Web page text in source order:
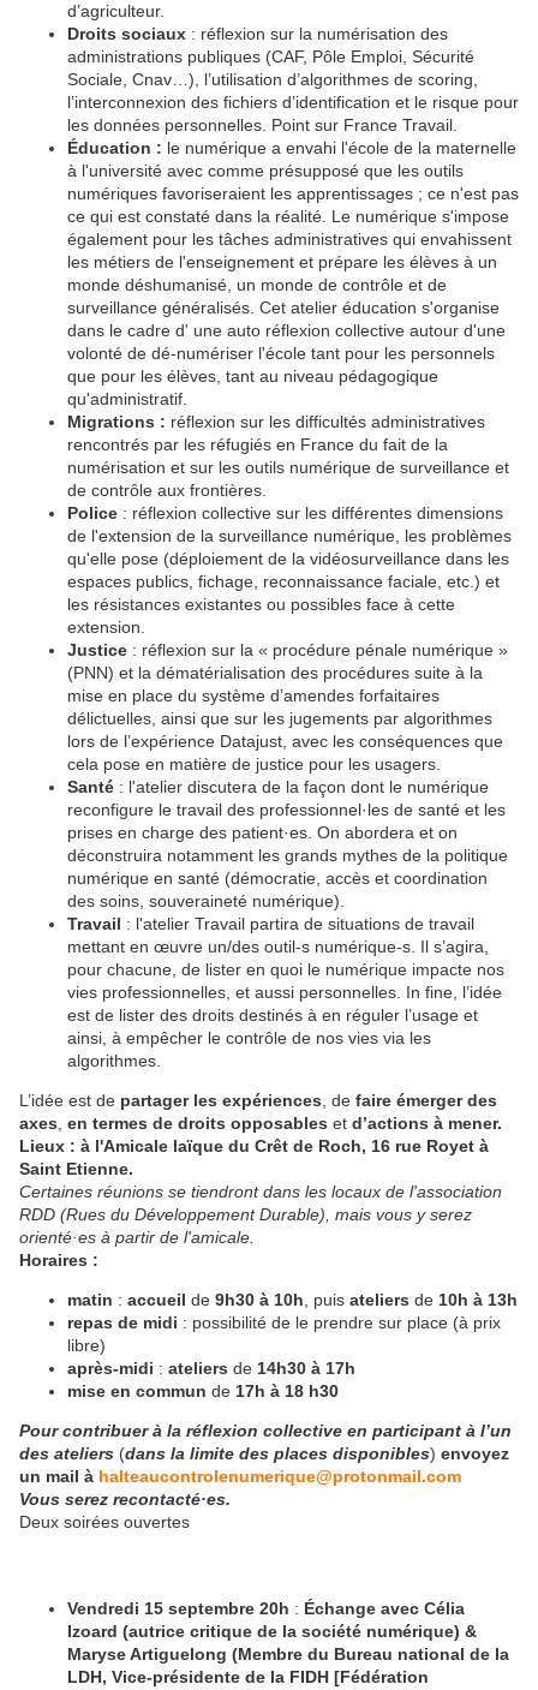
d’agriculteur.
Droits sociaux : réflexion sur la numérisation des
administrations publiques (CAF, Pôle Emploi, Sécurité
Sociale, Cnav…), l’utilisation d’algorithmes de scoring,
l’interconnexion des fichiers d’identification et le risque pour
les données personnelles. Point sur France Travail.
Éducation : le numérique a envahi l'école de la maternelle
à l'université avec comme présupposé que les outils
numériques favoriseraient les apprentissages ; ce n'est pas
ce qui est constaté dans la réalité. Le numérique s'impose
également pour les tâches administratives qui envahissent
les métiers de l'enseignement et prépare les élèves à un
monde déshumanisé, un monde de contrôle et de
surveillance généralisés. Cet atelier éducation s'organise
dans le cadre d' une auto réflexion collective autour d'une
volonté de dé-numériser l'école tant pour les personnels
que pour les élèves, tant au niveau pédagogique
qu'administratif.
Migrations : réflexion sur les difficultés administratives
rencontrés par les réfugiés en France du fait de la
numérisation et sur les outils numérique de surveillance et
de contrôle aux frontières.
Police : réflexion collective sur les différentes dimensions
de l'extension de la surveillance numérique, les problèmes
qu'elle pose (déploiement de la vidéosurveillance dans les
espaces publics, fichage, reconnaissance faciale, etc.) et
les résistances existantes ou possibles face à cette
extension.
Justice : réflexion sur la « procédure pénale numérique »
(PNN) et la dématérialisation des procédures suite à la
mise en place du système d’amendes forfaitaires
délictuelles, ainsi que sur les jugements par algorithmes
lors de l’expérience Datajust, avec les conséquences que
cela pose en matière de justice pour les usagers.
Santé : l'atelier discutera de la façon dont le numérique
reconfigure le travail des professionnel·les de santé et les
prises en charge des patient·es. On abordera et on
déconstruira notamment les grands mythes de la politique
numérique en santé (démocratie, accès et coordination
des soins, souveraineté numérique).
Travail : l'atelier Travail partira de situations de travail
mettant en œuvre un/des outil-s numérique-s. Il s’agira,
pour chacune, de lister en quoi le numérique impacte nos
vies professionnelles, et aussi personnelles. In fine, l’idée
est de lister des droits destinés à en réguler l’usage et
ainsi, à empêcher le contrôle de nos vies via les
algorithmes.
L’idée est de partager les expériences , de faire émerger des
axes en termes de droits opposables et d’actions à mener.
Lieux : à l'Amicale laïque du Crêt de Roch, 16 rue Royet à
Saint Etienne.
Certaines réunions se tiendront dans les locaux de l'association
RDD (Rues du Développement Durable), mais vous y serez
orienté·es à partir de l'amicale.
Horaires :
matin : accueil de 9h30 à 10h , puis ateliers de 10h à 13h
repas de midi : possibilité de le prendre sur place (à prix
libre)
après-midi : ateliers de 14h30 à 17h
mise en commun de 17h à 18 h30
Pour contribuer à la réflexion collective en participant à l’un
des ateliers (dans la limite des places disponibles) envoyez
un mail à halteaucontrolenumerique@protonmail.com
Vous serez recontacté·es.
Deux soirées ouvertes
Vendredi 15 septembre 20h : Échange avec Célia
Izoard (autrice critique de la société numérique) &
Maryse Artiguelong (Membre du Bureau national de la
LDH, Vice-présidente de la FIDH [Fédération